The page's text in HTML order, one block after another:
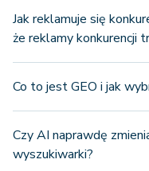
Jak reklamuje się
że reklamy konkurencji
Co to jest GEO i jak
Czy AI naprawdę
wyszukiwarki?